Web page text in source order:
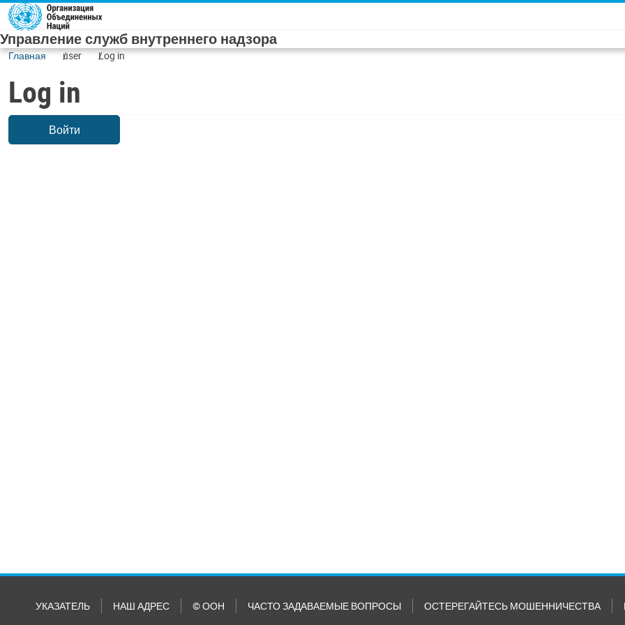
Skip to main content
Управление служб внутреннего надзора
Главная user Log in
Log in
Войти
УКАЗАТЕЛЬ НАШ АДРЕС © ООН ЧАСТО ЗАДАВАЕМЫЕ ВОПРОСЫ ОСТЕРЕГАЙТЕСЬ МОШЕННИЧЕСТВА